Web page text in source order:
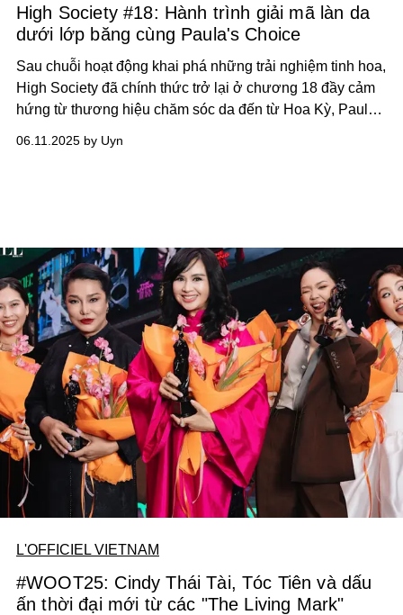
High Society #18: Hành trình giải mã làn da
dưới lớp băng cùng Paula's Choice
Sau chuỗi hoạt động khai phá những trải nghiệm tinh hoa,
High Society đã chính thức trở lại ở chương 18 đầy cảm
hứng từ thương hiệu chăm sóc da đến từ Hoa Kỳ, Paula’s
Smith's Kitchen and Bar.
06.11.2025 by Uyn
L'OFFICIEL VIETNAM
#WOOT25: Cindy Thái Tài, Tóc Tiên và dấu
ấn thời đại mới từ các "The Living Mark"